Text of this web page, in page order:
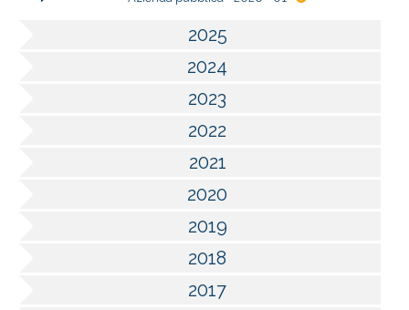
2025
2024
2023
2022
2021
2020
2019
2018
2017